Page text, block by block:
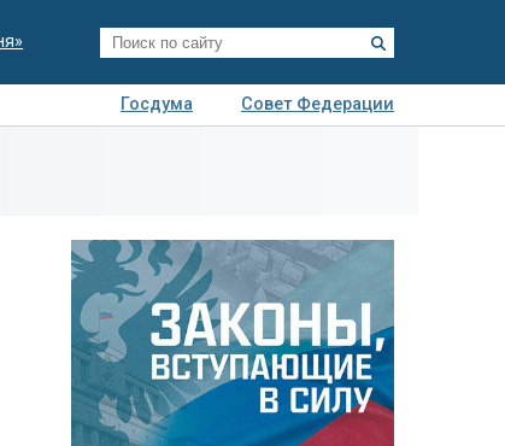
Госдума
Совет Федерации